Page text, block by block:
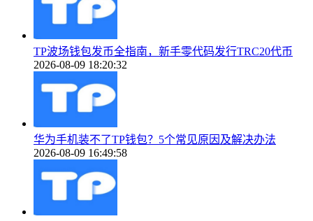
TP波场钱包发币全指南，新手零代码发行TRC20代币
2026-08-09 18:20:32
华为手机装不了TP钱包？5个常见原因及解决办法
2026-08-09 16:49:58